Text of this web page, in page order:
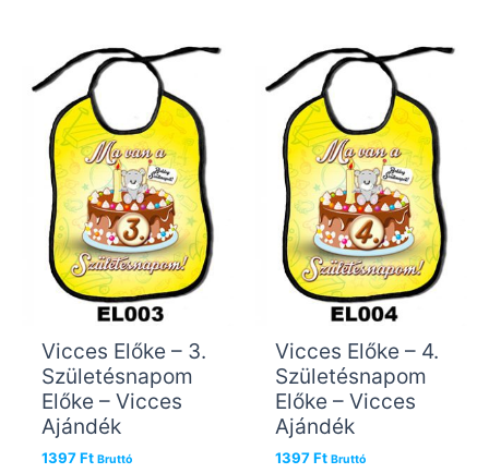
Vicces Előke – 3.
Születésnapom
Előke – Vicces
Ajándék
1397Ft Bruttó
Vicces Előke – 4.
Születésnapom
Előke – Vicces
Ajándék
1397Ft Bruttó